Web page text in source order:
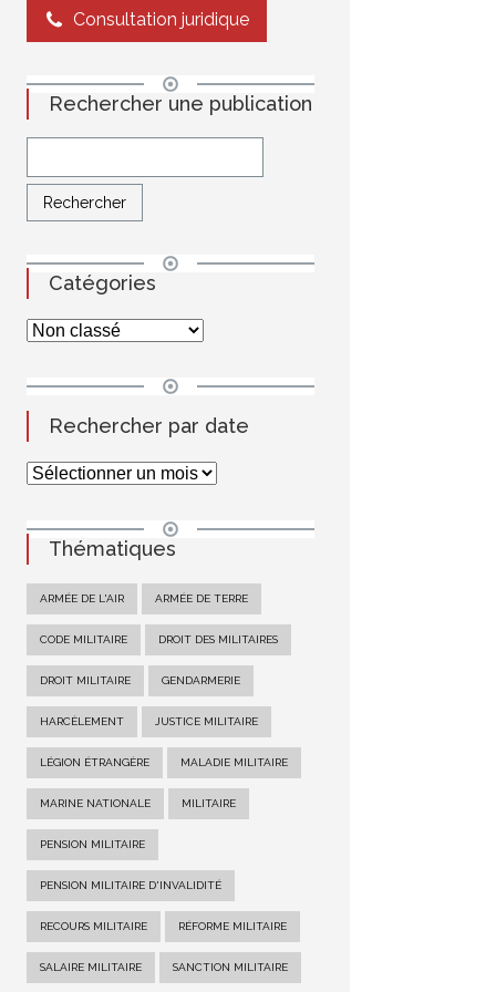
Consultation juridique
Rechercher une publication
Catégories
Rechercher par date
Thématiques
ARMÉE DE L'AIR ARMÉE DE TERRE
CODE MILITAIRE DROIT DES MILITAIRES
DROIT MILITAIRE GENDARMERIE
HARCÈLEMENT JUSTICE MILITAIRE
LÉGION ÉTRANGÈRE MALADIE MILITAIRE
MARINE NATIONALE MILITAIRE
PENSION MILITAIRE
PENSION MILITAIRE D'INVALIDITÉ
RECOURS MILITAIRE RÉFORME MILITAIRE
SALAIRE MILITAIRE SANCTION MILITAIRE